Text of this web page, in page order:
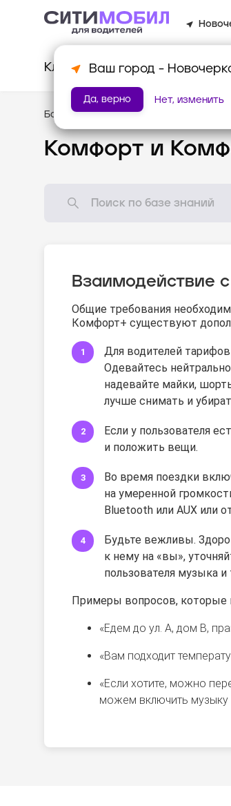
Ваш город -
Да, верно Нет, изменить
Клиентам Водителям
База знаний /Стандарты оказания
Комфорт и
Взаимодействие
Общие требования
Комфорт+ существуют
Для водителей
Одевайтесь
надевайте майки,
лучше снимать и
Если у пользователя
и положить вещи.
Во время поездки
на умеренной
Bluetooth или AUX или
Будьте вежливы.
к нему на «вы»,
пользователя музыка и
Примеры вопросов, которые
«Едем до ул. А, дом В,
«Вам подходит
«Если хотите, можно
можем включить музыку